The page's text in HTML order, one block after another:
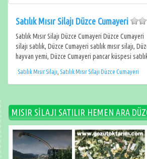
Satılık Mısır Silajı Düzce Cumayeri
Satılık Mısır Silajı Düzce Cumayeri Düzce
silajı satılık, Düzce Cumayeri satılık mısır silajı,
hayvan yemi, Düzce Cumayeri pancar küspesi
Satılık Mısır Silajı Satılık Mısır Silajı Düzce Cumayeri
MISIR SİLAJI SATILIR HEMEN ARA